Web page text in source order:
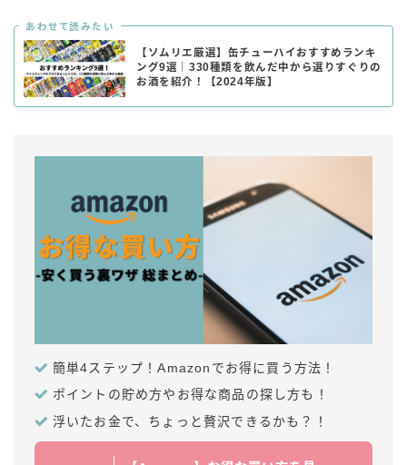
あわせて読みたい
【ソムリエ厳選】缶チューハイおすすめランキ
ング9選｜330種類を飲んだ中から選りすぐりの
お酒を紹介！【2024年版】
簡単4ステップ！Amazonでお得に買う方法！
ポイントの貯め方やお得な商品の探し方も！
浮いたお金で、ちょっと贅沢できるかも？！
毎日更新
缶チューハイの売れ筋ランキングはこちら